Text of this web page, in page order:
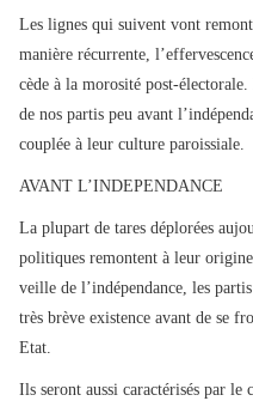
Les lignes qui suivent vont
manière récurrente,
cède à la morosité post-
de nos partis peu avant
couplée à leur culture paroissiale.
AVANT L’INDEPENDANCE
La plupart de tares déplorées
politiques remontent à leur
veille de l’indépendance, les
très brève existence avant de se
Etat.
Ils seront aussi caractérisés par